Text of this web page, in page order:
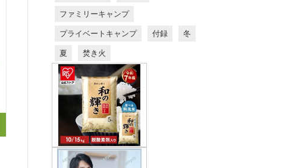
ファミリーキャンプ
プライベートキャンプ 付録 冬
夏 焚き火